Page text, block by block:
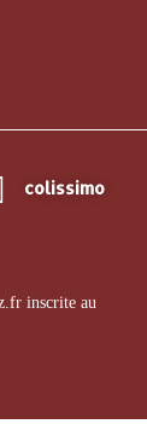
colissimo
inscrite au